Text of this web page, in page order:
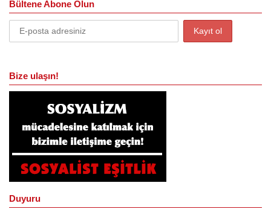
Bültene Abone Olun
Bize ulaşın!
Duyuru